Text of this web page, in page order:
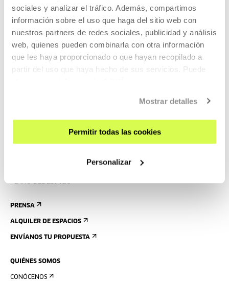
sociales y analizar el tráfico. Además, compartimos
información sobre el uso que haga del sitio web con
nuestros partners de redes sociales, publicidad y análisis
web, quienes pueden combinarla con otra información
que les haya proporcionado o que hayan recopilado a
partir del uso que haya hecho de sus servicios. Puede
Mostrar detalles
Permitir todas las cookies
Personalizar
REGÍSTRATE AL BOLETÍN
AGENDA
VISÍTANOS
VISITAS GUIADAS
PLANO DEL EDIFICIO
PRENSA
ALQUILER DE ESPACIOS
ENVÍANOS TU PROPUESTA
QUIÉNES SOMOS
CONÓCENOS